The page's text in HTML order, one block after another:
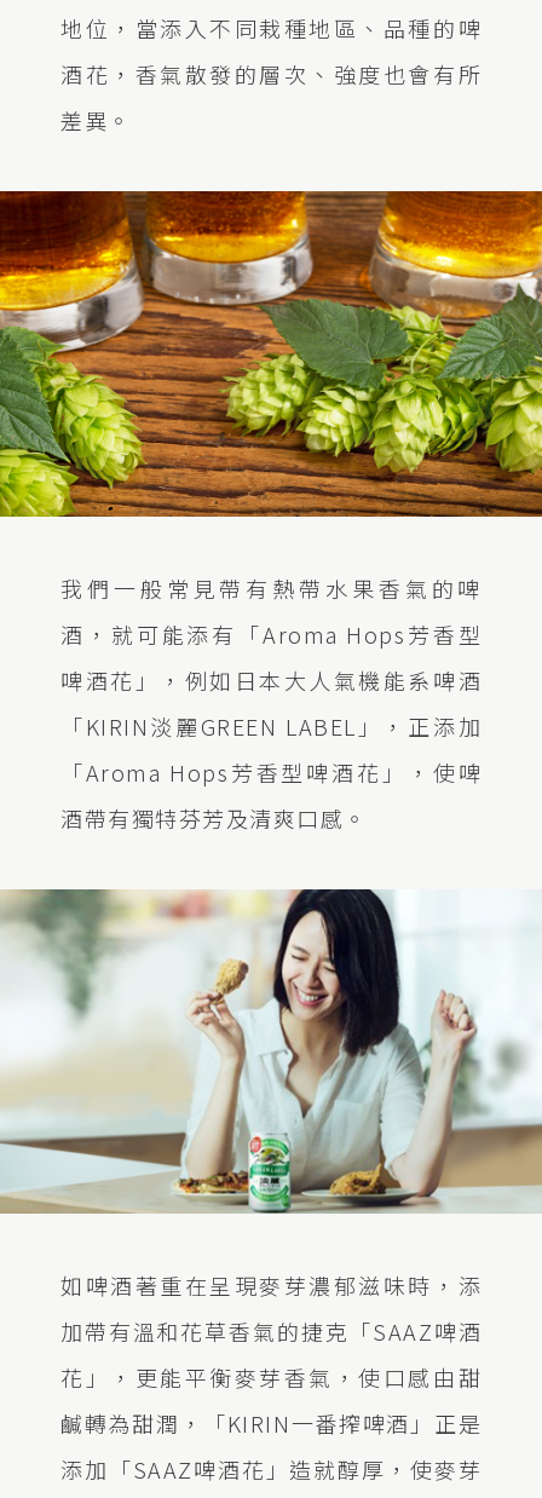
地位，當添入不同栽種地區、品種的啤
酒花，香氣散發的層次、強度也會有所
差異。
我們一般常見帶有熱帶水果香氣的啤
酒，就可能添有「Aroma Hops芳香型
啤酒花」，例如日本大人氣機能系啤酒
「KIRIN淡麗GREEN LABEL」，正添加
「Aroma Hops芳香型啤酒花」，使啤
酒帶有獨特芬芳及清爽口感。
如啤酒著重在呈現麥芽濃郁滋味時，添
加帶有溫和花草香氣的捷克「SAAZ啤酒
花」，更能平衡麥芽香氣，使口感由甜
鹹轉為甜潤，「KIRIN一番搾啤酒」正是
添加「SAAZ啤酒花」造就醇厚，使麥芽